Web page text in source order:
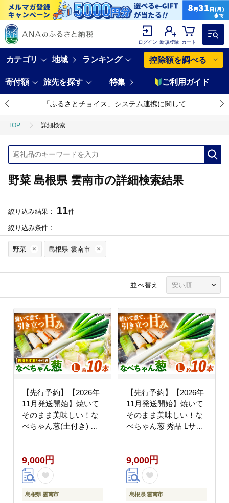
ログイン 新規登録 カート
カテゴリ 地域 ランキング 控除額を調べる
寄付額 旅先を探す 特集 ご利用ガイド
「ふるさとチョイス」システム連携に関して
TOP 詳細検索
野菜 島根県 雲南市の詳細検索結果
絞り込み結果： 11件
絞り込み条件：
野菜 島根県 雲南市
並べ替え:
【先行予約】【2026年
11月発送開始】焼いて
そのまま美味しい！な
べちゃん葱(土付き) 秀
市/山さんファーム
[AICO004]
9,000円
島根県 雲南市
【先行予約】【2026年
11月発送開始】焼いて
そのまま美味しい！な
べちゃん葱 秀品 Lサイ
ファーム [AICO003]
9,000円
島根県 雲南市